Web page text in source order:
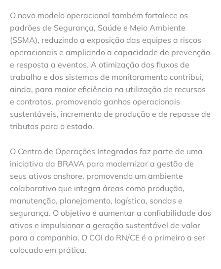
O novo modelo operacional também fortalece os
padrões de Segurança, Saúde e Meio Ambiente
(SSMA), reduzindo a exposição das equipes a riscos
operacionais e ampliando a capacidade de prevenção
e resposta a eventos. A otimização dos fluxos de
trabalho e dos sistemas de monitoramento contribui,
ainda, para maior eficiência na utilização de recursos
e contratos, promovendo ganhos operacionais
sustentáveis, incremento de produção e de repasse de
tributos para o estado.
O Centro de Operações Integradas faz parte de uma
iniciativa da BRAVA para modernizar a gestão de
seus ativos onshore, promovendo um ambiente
colaborativo que integra áreas como produção,
manutenção, planejamento, logística, sondas e
segurança. O objetivo é aumentar a confiabilidade dos
ativos e impulsionar a geração sustentável de valor
para a companhia. O COI do RN/CE é o primeiro a ser
colocado em prática.